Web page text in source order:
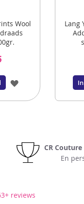
Wool
VOEG
TOE
Lang
CR
En
reviews